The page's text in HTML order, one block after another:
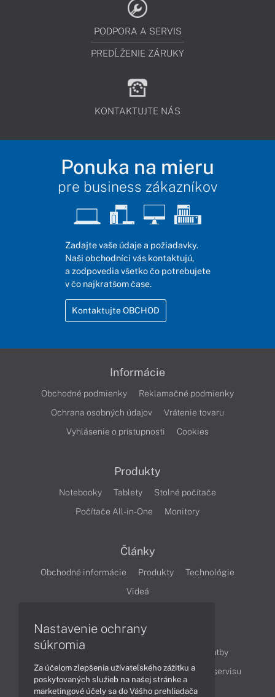
PODPORA A SERVIS
PREDĹŽENIE ZÁRUKY
KONTAKTUJTE NÁS
Ponuka na mieru
pre business zákazníkov
Zadajte vaše údaje a požiadavky.
Naši obchodníci vás kontaktujú,
a zodpovedia všetko čo potrebujete
v čo najkratšom čase.
Kontaktujte OBCHOD
Informácie
Obchodné podmienky
Reklamačné podmienky
Ochrana osobných údajov
Vrátenie tovaru
Vyhlásenie o prístupnosti
Cookies
Produkty
Notebooky Tablety
Stolné počítače
Počítače All-in-One
Monitory
Články
Obchodné informácie Produkty
Technológie
Videá
Obsah
Ako nakupovať
Možnosti doručenia a platby
Podpora a servis
Servisné služby Cenník servisu
Nastavenie ochrany
súkromia
Za účelom zlepšenia užívateľského zážitku a
poskytovaných služieb na našej stránke a
marketingové účely sa do Vášho prehliadača